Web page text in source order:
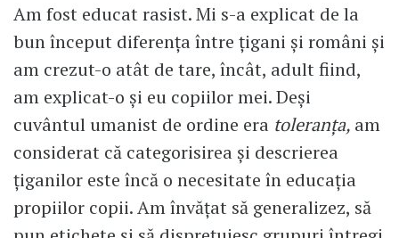
Am fost educat rasist. Mi s-a explicat de la
bun început diferența între țigani și români și
am crezut-o atât de tare, încât, adult fiind,
am explicat-o și eu copiilor mei. Deși
cuvântul umanist de ordine era toleranța, am
considerat că categorisirea și descrierea
țiganilor este încă o necesitate în educația
propiilor copii. Am învățat să generalizez, să